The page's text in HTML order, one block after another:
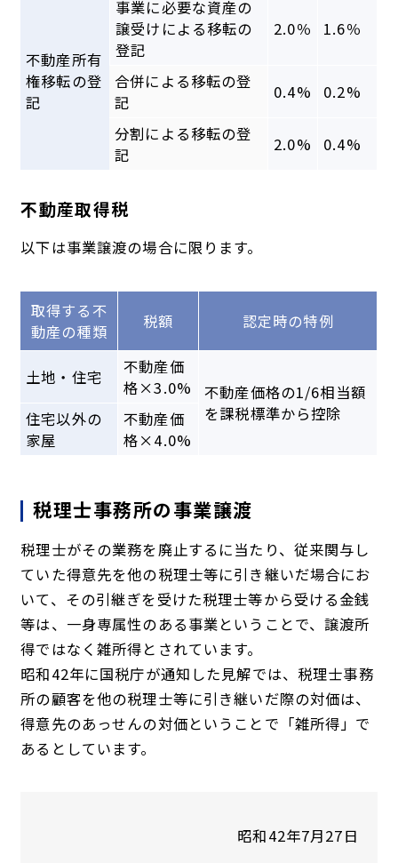
不動産所有
権移転の登
記
事業に必要な資産の
譲受けによる移転の
登記
2.0％ 1.6％
合併による移転の登
記
0.4%
0.2%
分割による移転の登
記
2.0% 0.4%
不動産取得税
以下は事業譲渡の場合に限ります。
取得する不
動産の種類
税額 認定時の特例
土地・住宅
不動産価
格×3.0%
不動産価格の1/6相当額
を課税標準から控除
住宅以外の
家屋
不動産価
格×4.0%
税理士事務所の事業譲渡
税理士がその業務を廃止するに当たり、従来関与し
ていた得意先を他の税理士等に引き継いだ場合にお
いて、その引継ぎを受けた税理士等から受ける金銭
等は、一身専属性のある事業ということで、譲渡所
得ではなく雑所得とされています。
昭和42年に国税庁が通知した見解では、税理士事務
所の顧客を他の税理士等に引き継いだ際の対価は、
得意先のあっせんの対価ということで「雑所得」で
あるとしています。
昭和42年7月27日